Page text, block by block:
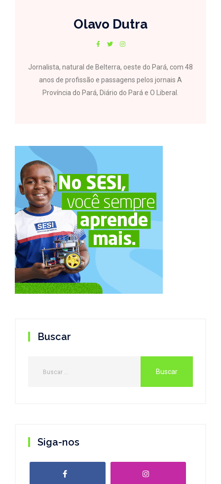
Olavo Dutra
Jornalista, natural de Belterra, oeste do Pará, com 48
anos de profissão e passagens pelos jornais A
Província do Pará, Diário do Pará e O Liberal.
Buscar
Siga-nos